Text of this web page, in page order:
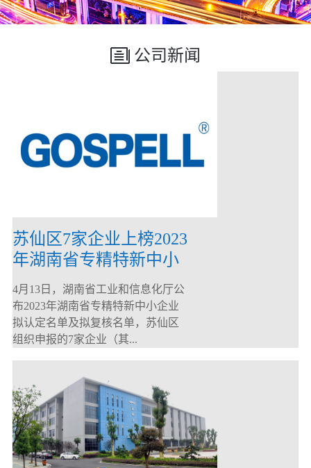
公司新闻
苏仙区7家企业上榜2023
年湖南省专精特新中小
企业
4月13日，湖南省工业和信息化厅公
布2023年湖南省专精特新中小企业
拟认定名单及拟复核名单，苏仙区
组织申报的7家企业（其...